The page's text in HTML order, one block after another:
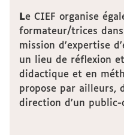
Le CIEF organise
formateur/trices
mission d’expertise
un lieu de réflexion
didactique et en
propose par ailleurs,
direction d’un